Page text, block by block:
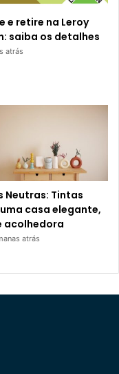
e retire na Leroy
saiba os detalhes
atrás
Neutras: Tintas
casa elegante,
acolhedora
atrás